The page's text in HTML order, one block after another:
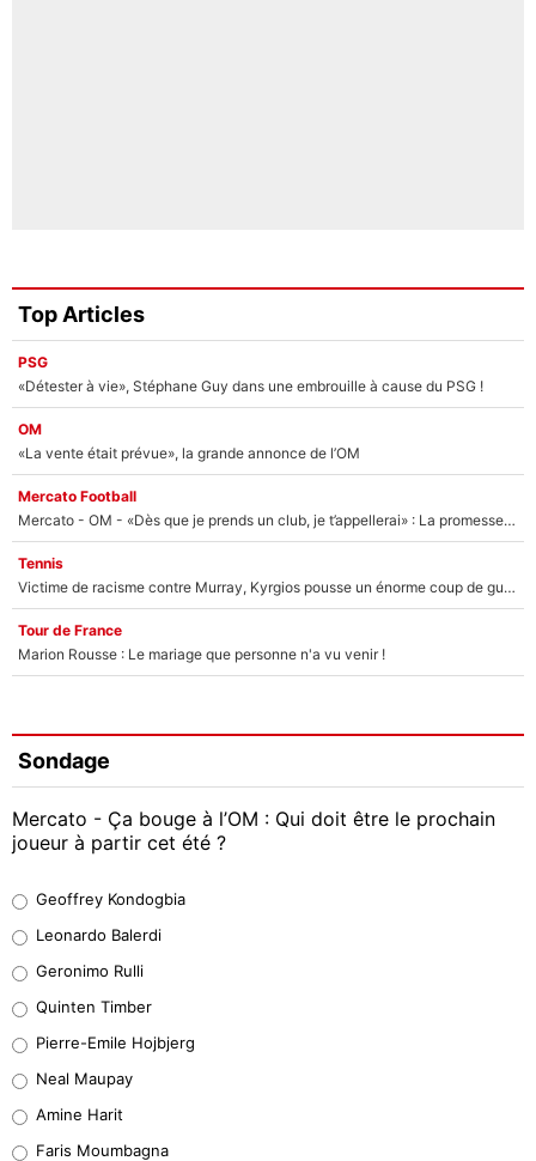
Top Articles
PSG
«Détester à vie», Stéphane Guy dans une embrouille à cause du PSG !
OM
«La vente était prévue», la grande annonce de l’OM
Mercato Football
Mercato - OM - «Dès que je prends un club, je t’appellerai» : La promesse de Marcelino au moment de claquer la porte
Tennis
Victime de racisme contre Murray, Kyrgios pousse un énorme coup de gueule !
Tour de France
Marion Rousse : Le mariage que personne n'a vu venir !
Sondage
Mercato - Ça bouge à l’OM : Qui doit être le prochain
joueur à partir cet été ?
37%
32%
5%
1%
Geoffrey Kondogbia
Leonardo Balerdi
Geronimo Rulli
Quinten Timber
Pierre-Emile Hojbjerg
Neal Maupay
Amine Harit
Faris Moumbagna